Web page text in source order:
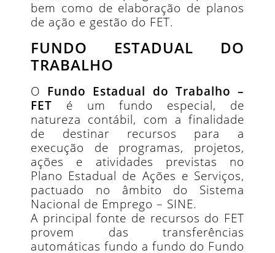
bem como de elaboração de planos
de ação e gestão do FET.
FUNDO ESTADUAL DO
TRABALHO
O Fundo Estadual do Trabalho –
FET é um fundo especial, de
natureza contábil, com a finalidade
de destinar recursos para a
execução de programas, projetos,
ações e atividades previstas no
Plano Estadual de Ações e Serviços,
pactuado no âmbito do Sistema
Nacional de Emprego – SINE.
A principal fonte de recursos do FET
provem das transferências
automáticas fundo a fundo do Fundo